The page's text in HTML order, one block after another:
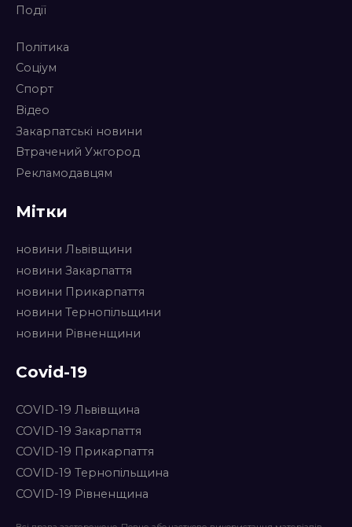
Події
Політика
Соціум
Спорт
Відео
Закарпатські новини
Втрачений Ужгород
Рекламодавцям
Мітки
новини Львівщини
новини Закарпаття
новини Прикарпаття
новини Тернопільщини
новини Рівненщини
Covid-19
COVID-19 Львівщина
COVID-19 Закарпаття
COVID-19 Прикарпаття
COVID-19 Тернопільщина
COVID-19 Рівненщина